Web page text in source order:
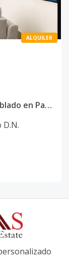
ALQUILER
Apartamento de 1 habitacion amueblado en Paraiso | Torre nueva con amenidades